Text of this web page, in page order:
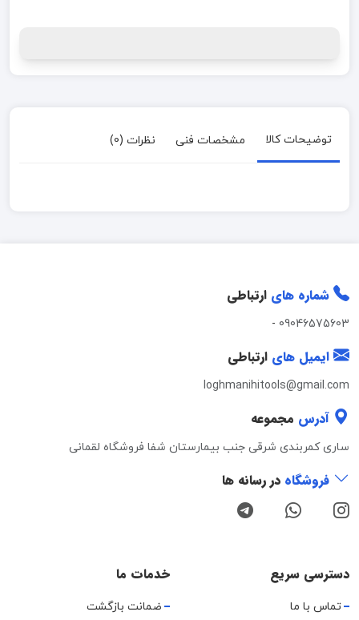
توضیحات کالا مشخصات فنی نظرات (0)
شماره های ارتباطی
09046575603
-
ایمیل های ارتباطی
loghmanihitools@gmail.com
آدرس مجموعه
ساری کمربندی شرقی جنب بیمارستان شفا فروشگاه لقمانی
فروشگاه در رسانه ها
دسترسی سریع
تماس با ما
خدمات ما
ضمانت بازگشت